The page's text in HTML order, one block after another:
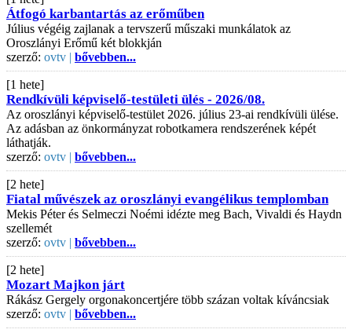
Átfogó karbantartás az erőműben
Július végéig zajlanak a tervszerű műszaki munkálatok az
Oroszlányi Erőmű két blokkján
szerző: ovtv | bővebben...
[1 hete]
Rendkívüli képviselő-testületi ülés - 2026/08.
Az oroszlányi képviselő-testület 2026. július 23-ai rendkívüli ülése.
Az adásban az önkormányzat robotkamera rendszerének képét
láthatják.
szerző: ovtv | bővebben...
[2 hete]
Fiatal művészek az oroszlányi evangélikus templomban
Mekis Péter és Selmeczi Noémi idézte meg Bach, Vivaldi és Haydn
szellemét
szerző: ovtv | bővebben...
[2 hete]
Mozart Majkon járt
Rákász Gergely orgonakoncertjére több százan voltak kíváncsiak
szerző: ovtv | bővebben...